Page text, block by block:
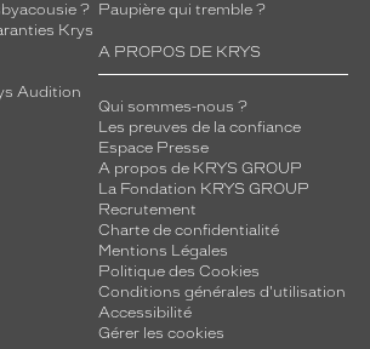
?
Krys
Audition
Paupière qui tremble ?
A PROPOS DE KRYS
Qui sommes-nous ?
Les preuves de la confiance
Espace Presse
A propos de KRYS GROUP
La Fondation KRYS GROUP
Recrutement
Charte de confidentialité
Mentions Légales
Politique des Cookies
Conditions générales d'utilisation
Accessibilité
Gérer les cookies